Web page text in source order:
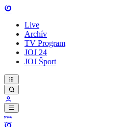
Live
Archív
TV Program
JOJ 24
JOJ Šport